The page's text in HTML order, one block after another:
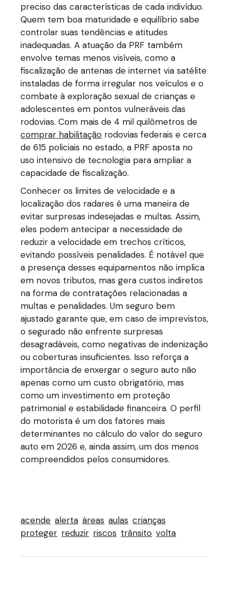
preciso das características de cada indivíduo.
Quem tem boa maturidade e equilíbrio sabe
controlar suas tendências e atitudes
inadequadas. A atuação da PRF também
envolve temas menos visíveis, como a
fiscalização de antenas de internet via satélite
instaladas de forma irregular nos veículos e o
combate à exploração sexual de crianças e
adolescentes em pontos vulneráveis das
rodovias. Com mais de 4 mil quilômetros de
comprar habilitação rodovias federais e cerca
de 615 policiais no estado, a PRF aposta no
uso intensivo de tecnologia para ampliar a
capacidade de fiscalização.
Conhecer os limites de velocidade e a
localização dos radares é uma maneira de
evitar surpresas indesejadas e multas. Assim,
eles podem antecipar a necessidade de
reduzir a velocidade em trechos críticos,
evitando possíveis penalidades. É notável que
a presença desses equipamentos não implica
em novos tributos, mas gera custos indiretos
na forma de contratações relacionadas a
multas e penalidades. Um seguro bem
ajustado garante que, em caso de imprevistos,
o segurado não enfrente surpresas
desagradáveis, como negativas de indenização
ou coberturas insuficientes. Isso reforça a
importância de enxergar o seguro auto não
apenas como um custo obrigatório, mas
como um investimento em proteção
patrimonial e estabilidade financeira. O perfil
do motorista é um dos fatores mais
determinantes no cálculo do valor do seguro
auto em 2026 e, ainda assim, um dos menos
compreendidos pelos consumidores.
acende alerta áreas aulas crianças
proteger reduzir riscos trânsito volta